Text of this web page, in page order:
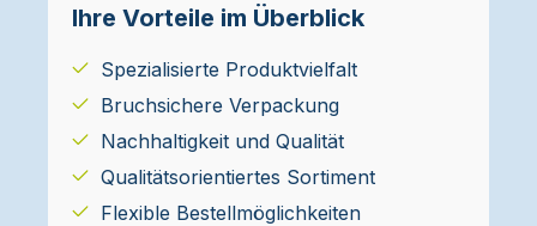
Ihre Vorteile im Überblick
Spezialisierte Produktvielfalt
Bruchsichere Verpackung
Nachhaltigkeit und Qualität
Qualitätsorientiertes Sortiment
Flexible Bestellmöglichkeiten